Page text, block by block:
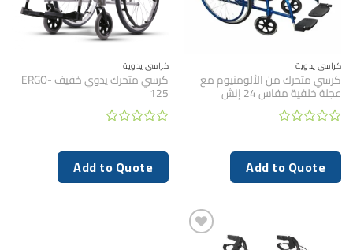
كراسي يدوية
كرسي متحرك من الألومنيوم مع
عجلة خلفية مقاس 24 إنش
0
من
5
Add to Quote
كراسي يدوية
كرسي متحرك يدوي خفيف ERGO-
125
0
من
5
Add to Quote